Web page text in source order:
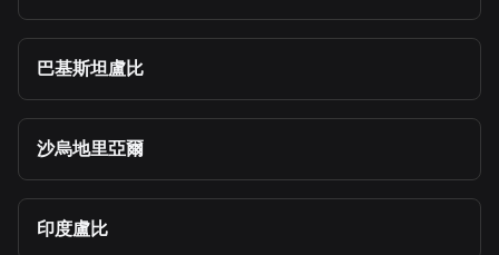
巴基斯坦盧比
沙烏地里亞爾
印度盧比